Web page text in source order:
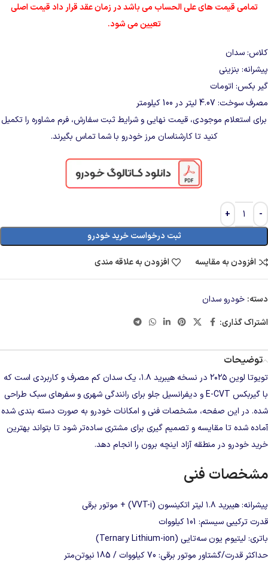
تمامی قیمت های علی الحساب می باشد در زمان عقد قرار داد قیمت اصلی
تعیین می شود.
کلاس: سدان
پیشرانه: بنزینی
گیر بکس: اتومات
مصرف سوخت: 4.07 لیتر در 100 کیلومتر
برای استعلام موجودی، قیمت نهایی و شرایط ثبت سفارش، فرم مشاوره را تکمیل
کنید تا کارشناسان مرز خودرو با شما تماس بگیرند.
ثبت درخواست خرید خودرو
افزودن به مقایسه افزودن به علاقه مندی
دسته: خودرو سدان
اشتراک گذاری:
توضیحات
تویوتا لوین ۲۰۲۵ در نسخه هیبرید ۱.۸، یک سدان کم‌ مصرف و کاربردی است که
با گیربکس E-CVT و دیفرانسیل جلو برای رانندگی شهری و سفرهای سبک طراحی
شده. در این صفحه، مشخصات فنی و امکانات خودرو به‌ صورت دسته‌ بندی‌ شده
آماده شده تا مقایسه و تصمیم‌ گیری برای مشتری ساده‌تر شود تا بتواند بهترین
خرید خودرو در منطقه آزاد اینچه برون را انجام دهد.
مشخصات فنی
پیشرانه: هیبرید ۱.۸ لیتر اتکینسون (VVT-i) + موتور برقی
قدرت ترکیبی سیستم: 101 کیلووات
باتری: لیتیوم‌ یون سه‌تایی (Ternary Lithium-ion)
حداکثر قدرت/گشتاور موتور برقی: 70 کیلووات / 185 نیوتن‌متر